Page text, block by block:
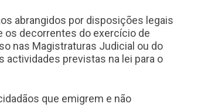
abrangidos por disposições legais
os decorrentes do exercício de
nas Magistraturas Judicial ou do
actividades previstas na lei para o
que emigrem e não